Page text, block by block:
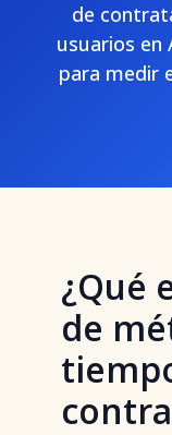
de
usuarios en
para medir
¿Qué
de